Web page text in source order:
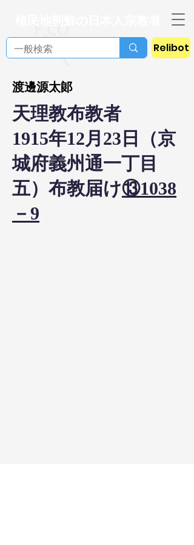
Relibot
渡邊源太郞
天理教布教者
1915年12月23日（京
城府義州通一丁目
五）布教届け⑬1038
－9